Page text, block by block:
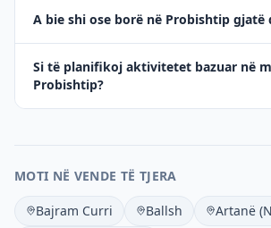
A bie shi ose borë në Probishtip gjatë
Si të planifikoj aktivitetet bazuar në
Probishtip?
MOTI NË VENDE TË TJERA
Bajram Curri Ballsh
Artanë